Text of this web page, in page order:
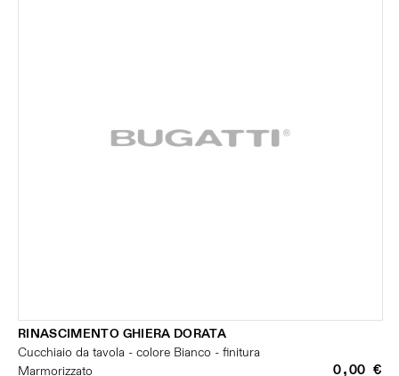
RINASCIMENTO GHIERA DORATA
Cucchiaio da tavola - colore Bianco - finitura
Marmorizzato
0,00 €